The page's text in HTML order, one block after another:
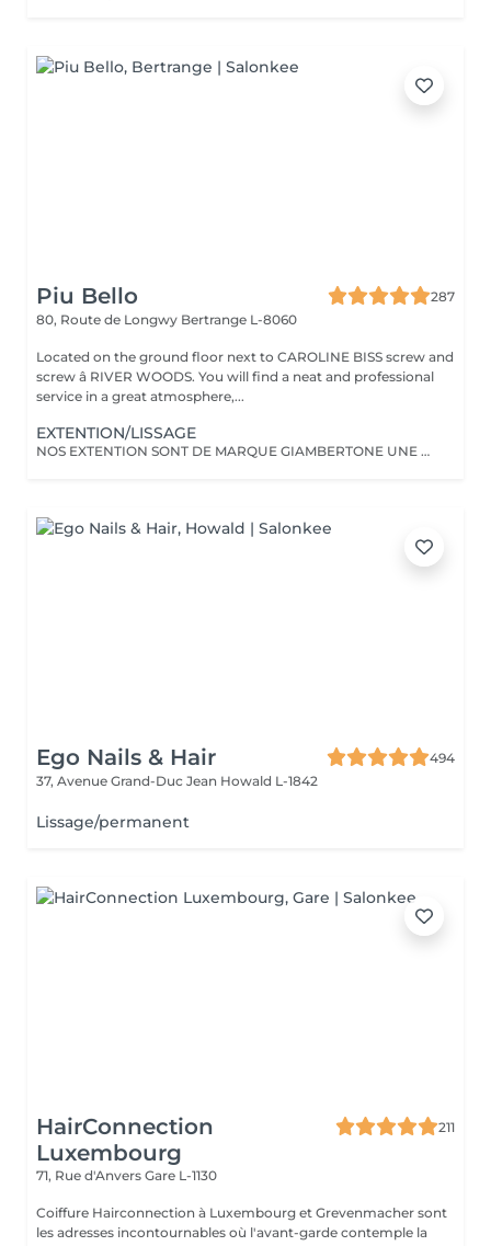
Piu Bello
287
80, Route de Longwy Bertrange L-8060
Located on the ground floor next to CAROLINE BISS screw and
screw â RIVER WOODS. You will find a neat and professional
service in a great atmosphere,...
EXTENTION/LISSAGE
NOS EXTENTION SONT DE MARQUE GIAMBERTONE UNE DES MEILLEUR SUR LE MARCHE.100% CHEVEUX NATUREL.Nous proposont aussi des extentions de marque Hairdreams qui ce colle.
Ego Nails & Hair
494
37, Avenue Grand-Duc Jean Howald L-1842
Lissage/permanent
HairConnection
Luxembourg
211
71, Rue d'Anvers Gare L-1130
Coiffure Hairconnection à Luxembourg et Grevenmacher sont
les adresses incontournables où l'avant-garde contemple la